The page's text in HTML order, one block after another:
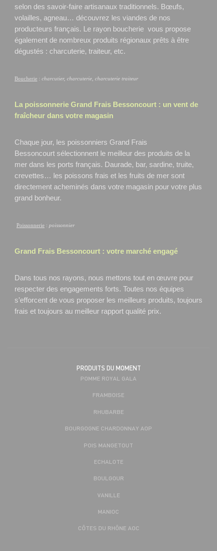
selon des savoir-faire artisanaux traditionnels. Bœufs,
volailles, agneau… découvrez les viandes de nos
producteurs français. Le rayon boucherie vous propose
également de nombreux produits régionaux prêts à être
dégustés : charcuterie, traiteur, etc.
Boucherie : charcutier, charcuterie, charcuterie traiteur
La poissonnerie Grand Frais Bessoncourt : un vent de
fraîcheur dans votre magasin
Chaque jour, les poissonniers Grand Frais
Bessoncourt sélectionnent le meilleur des produits de la
mer dans les ports français. Daurade, bar, sardine, truite,
crevettes… les poissons frais et les fruits de mer sont
directement acheminés dans votre magasin pour votre plus
grand bonheur.
Poissonnerie : poissonnier
Grand Frais Bessoncourt : votre marché engagé
Dans tous nos rayons, nous mettons tout en œuvre pour
respecter des engagements forts. Toutes nos équipes
s’efforcent de vous proposer les meilleurs produits, toujours
frais et toujours au meilleur rapport qualité prix.
PRODUITS DU MOMENT
POMME ROYAL GALA
FRAMBOISE
RHUBARBE
BOURGOGNE CHARDONNAY AOP
POIS MANGETOUT
ECHALOTE
BOULGOUR
VANILLE
MANIOC
CÔTES DU RHÔNE AOC